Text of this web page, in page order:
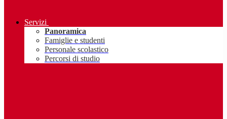
Servizi
Panoramica
Famiglie e studenti
Personale scolastico
Percorsi di studio